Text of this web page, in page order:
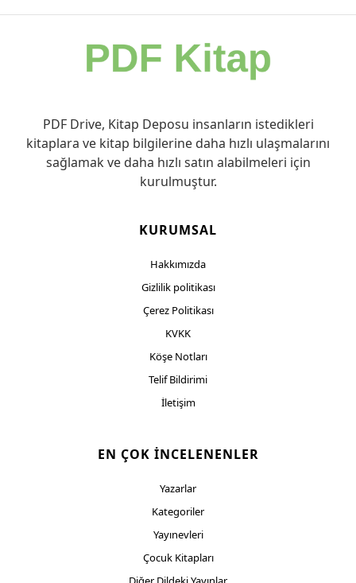
PDF Drive, Kitap Deposu insanların istedikleri
kitaplara ve kitap bilgilerine daha hızlı ulaşmalarını
sağlamak ve daha hızlı satın alabilmeleri için
kurulmuştur.
KURUMSAL
Hakkımızda
Gizlilik politikası
Çerez Politikası
KVKK
Köşe Notları
Telif Bildirimi
İletişim
EN ÇOK İNCELENENLER
Yazarlar
Kategoriler
Yayınevleri
Çocuk Kitapları